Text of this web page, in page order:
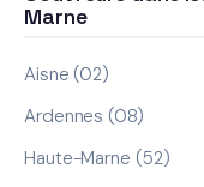
Marne
Aisne (02)
Ardennes (08)
Haute-Marne (52)